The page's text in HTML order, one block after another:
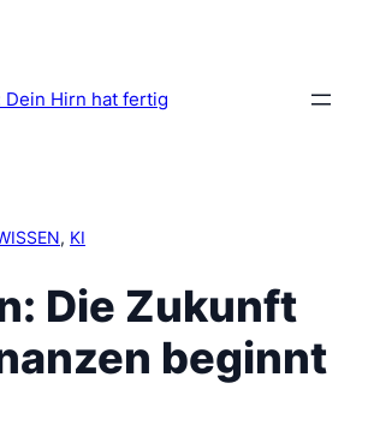
Hirn hat fertig
, KI
Die Zukunft
beginnt